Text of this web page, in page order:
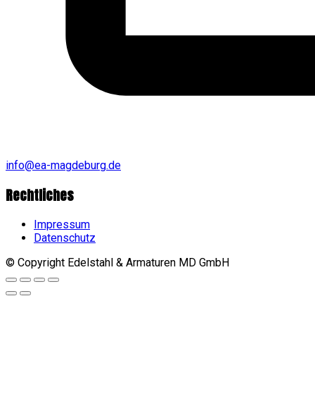
info@ea-magdeburg.de
Rechtliches
Impressum
Datenschutz
© Copyright Edelstahl & Armaturen MD GmbH
Go
to